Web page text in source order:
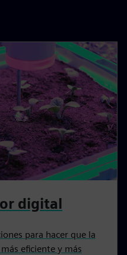
digital
para hacer que la
eficiente y más